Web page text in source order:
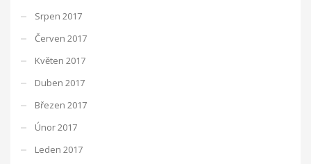
Srpen 2017
Červen 2017
Květen 2017
Duben 2017
Březen 2017
Únor 2017
Leden 2017